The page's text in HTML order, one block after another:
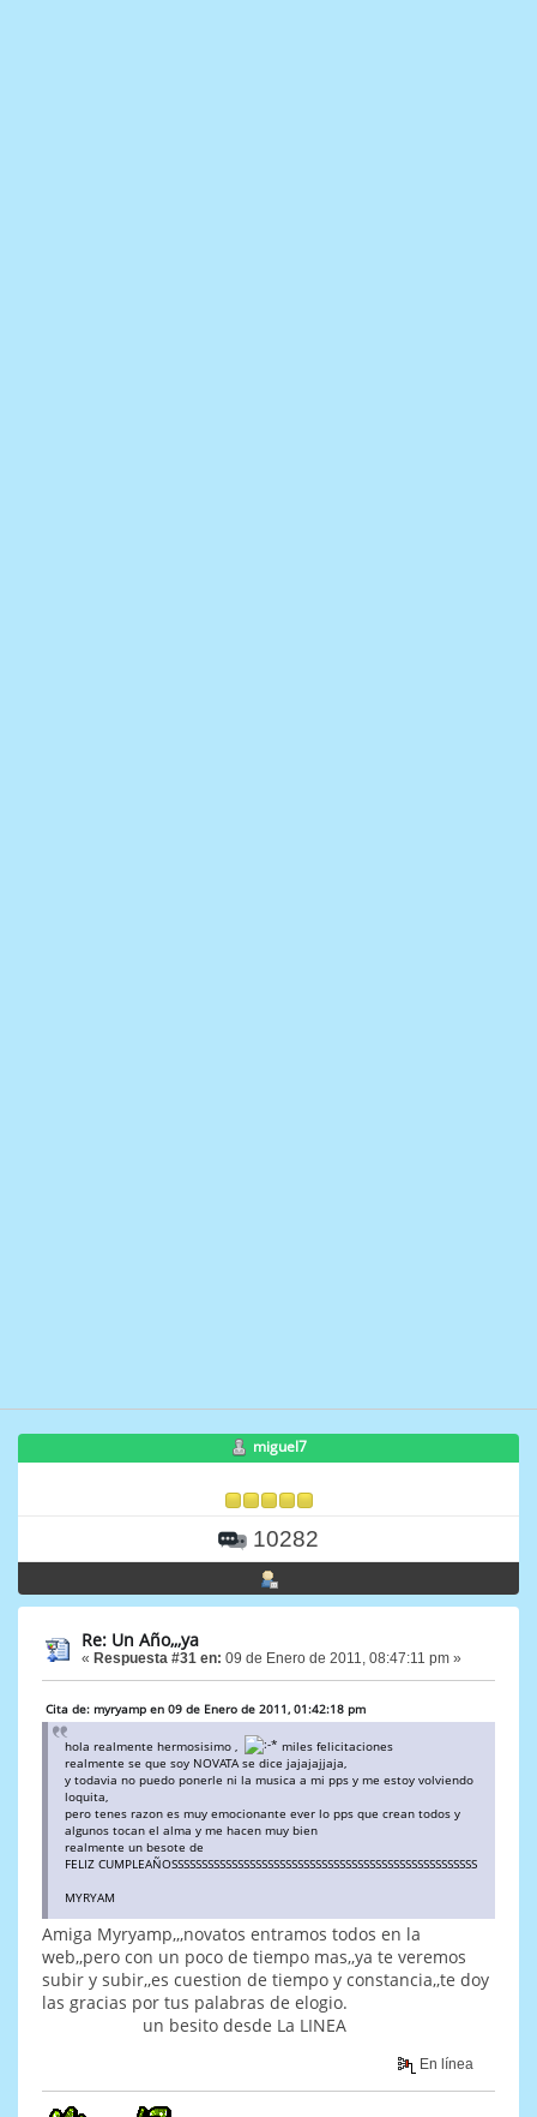
miguel7
10282
Re: Un Año,,,ya
« Respuesta #31 en: 09 de Enero de 2011, 08:47:11 pm »
Cita de: myryamp en 09 de Enero de 2011, 01:42:18 pm
hola realmente hermosisimo ,
miles felicitaciones
realmente se que soy NOVATA se dice jajajajjaja,
y todavia no puedo ponerle ni la musica a mi pps y me estoy volviendo
loquita,
pero tenes razon es muy emocionante ever lo pps que crean todos y
algunos tocan el alma y me hacen muy bien
realmente un besote de
FELIZ CUMPLEAÑOSSSSSSSSSSSSSSSSSSSSSSSSSSSSSSSSSSSSSSSSSSSSSSSSSSS
MYRYAM
Amiga Myryamp,,,novatos entramos todos en la
web,,pero con un poco de tiempo mas,,ya te veremos
subir y subir,,es cuestion de tiempo y constancia,,te doy
las gracias por tus palabras de elogio.
un besito desde La LINEA
En línea